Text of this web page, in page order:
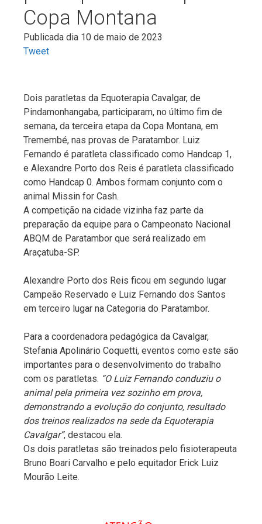
Copa Montana
Publicada dia 10 de maio de 2023
Tweet
Dois paratletas da Equoterapia Cavalgar, de
Pindamonhangaba, participaram, no último fim de
semana, da terceira etapa da Copa Montana, em
Tremembé, nas provas de Paratambor. Luiz
Fernando é paratleta classificado como Handcap 1,
e Alexandre Porto dos Reis é paratleta classificado
como Handcap 0. Ambos formam conjunto com o
animal Missin for Cash.
A competição na cidade vizinha faz parte da
preparação da equipe para o Campeonato Nacional
ABQM de Paratambor que será realizado em
Araçatuba-SP.
Alexandre Porto dos Reis ficou em segundo lugar
Campeão Reservado e Luiz Fernando dos Santos
em terceiro lugar na Categoria do Paratambor.
Para a coordenadora pedagógica da Cavalgar,
Stefania Apolinário Coquetti, eventos como este são
importantes para o desenvolvimento do trabalho
com os paratletas. “O Luiz Fernando conduziu o
animal pela primeira vez sozinho em prova,
demonstrando a evolução do conjunto, resultado
dos treinos realizados na sede da Equoterapia
Cavalgar”, destacou ela.
Os dois paratletas são treinados pelo fisioterapeuta
Bruno Boari Carvalho e pelo equitador Erick Luiz
Mourão Leite.